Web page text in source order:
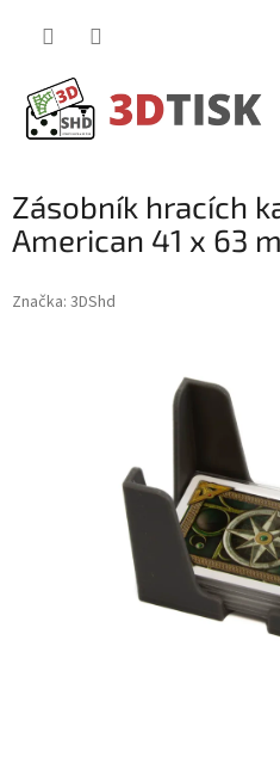
Zásobník hracích
American 41 x 63
Značka: 3DShd